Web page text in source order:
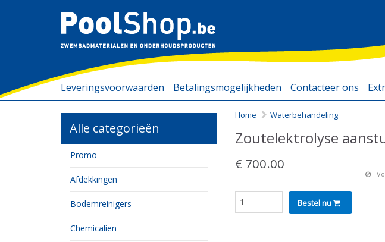
Leveringsvoorwaarden Betalingsmogelijkheden Contacteer ons
Alle categorieën
Promo
Afdekkingen
Bodemreinigers
Chemicalien
Home Waterbehandeling
Zoutelektrolyse
€ 700.00
Bestel nu